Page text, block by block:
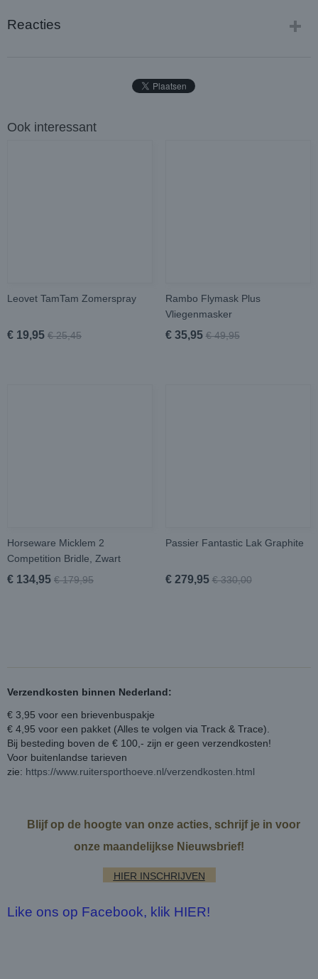
Reacties
Ook interessant
Leovet TamTam Zomerspray
€ 19,95 € 25,45
Rambo Flymask Plus
Vliegenmasker
€ 35,95 € 49,95
Horseware Micklem 2
Competition Bridle, Zwart
€ 134,95 € 179,95
Passier Fantastic Lak Graphite
€ 279,95 € 330,00
Verzendkosten binnen Nederland:
€ 3,95 voor een brievenbuspakje
€ 4,95 voor een pakket (Alles te volgen via Track & Trace).
Bij besteding boven de € 100,- zijn er geen verzendkosten!
Voor buitenlandse tarieven
zie: https://www.ruitersporthoeve.nl/verzendkosten.html
Blijf op de hoogte van onze acties, schrijf je in voor
onze maandelijkse Nieuwsbrief!
HIER INSCHRIJVEN
Like ons op Facebook, klik HIER!